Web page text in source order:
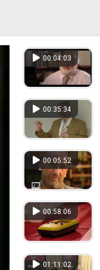
00:04:03
00:35:34
00:05:52
00:58:06
01:11:02